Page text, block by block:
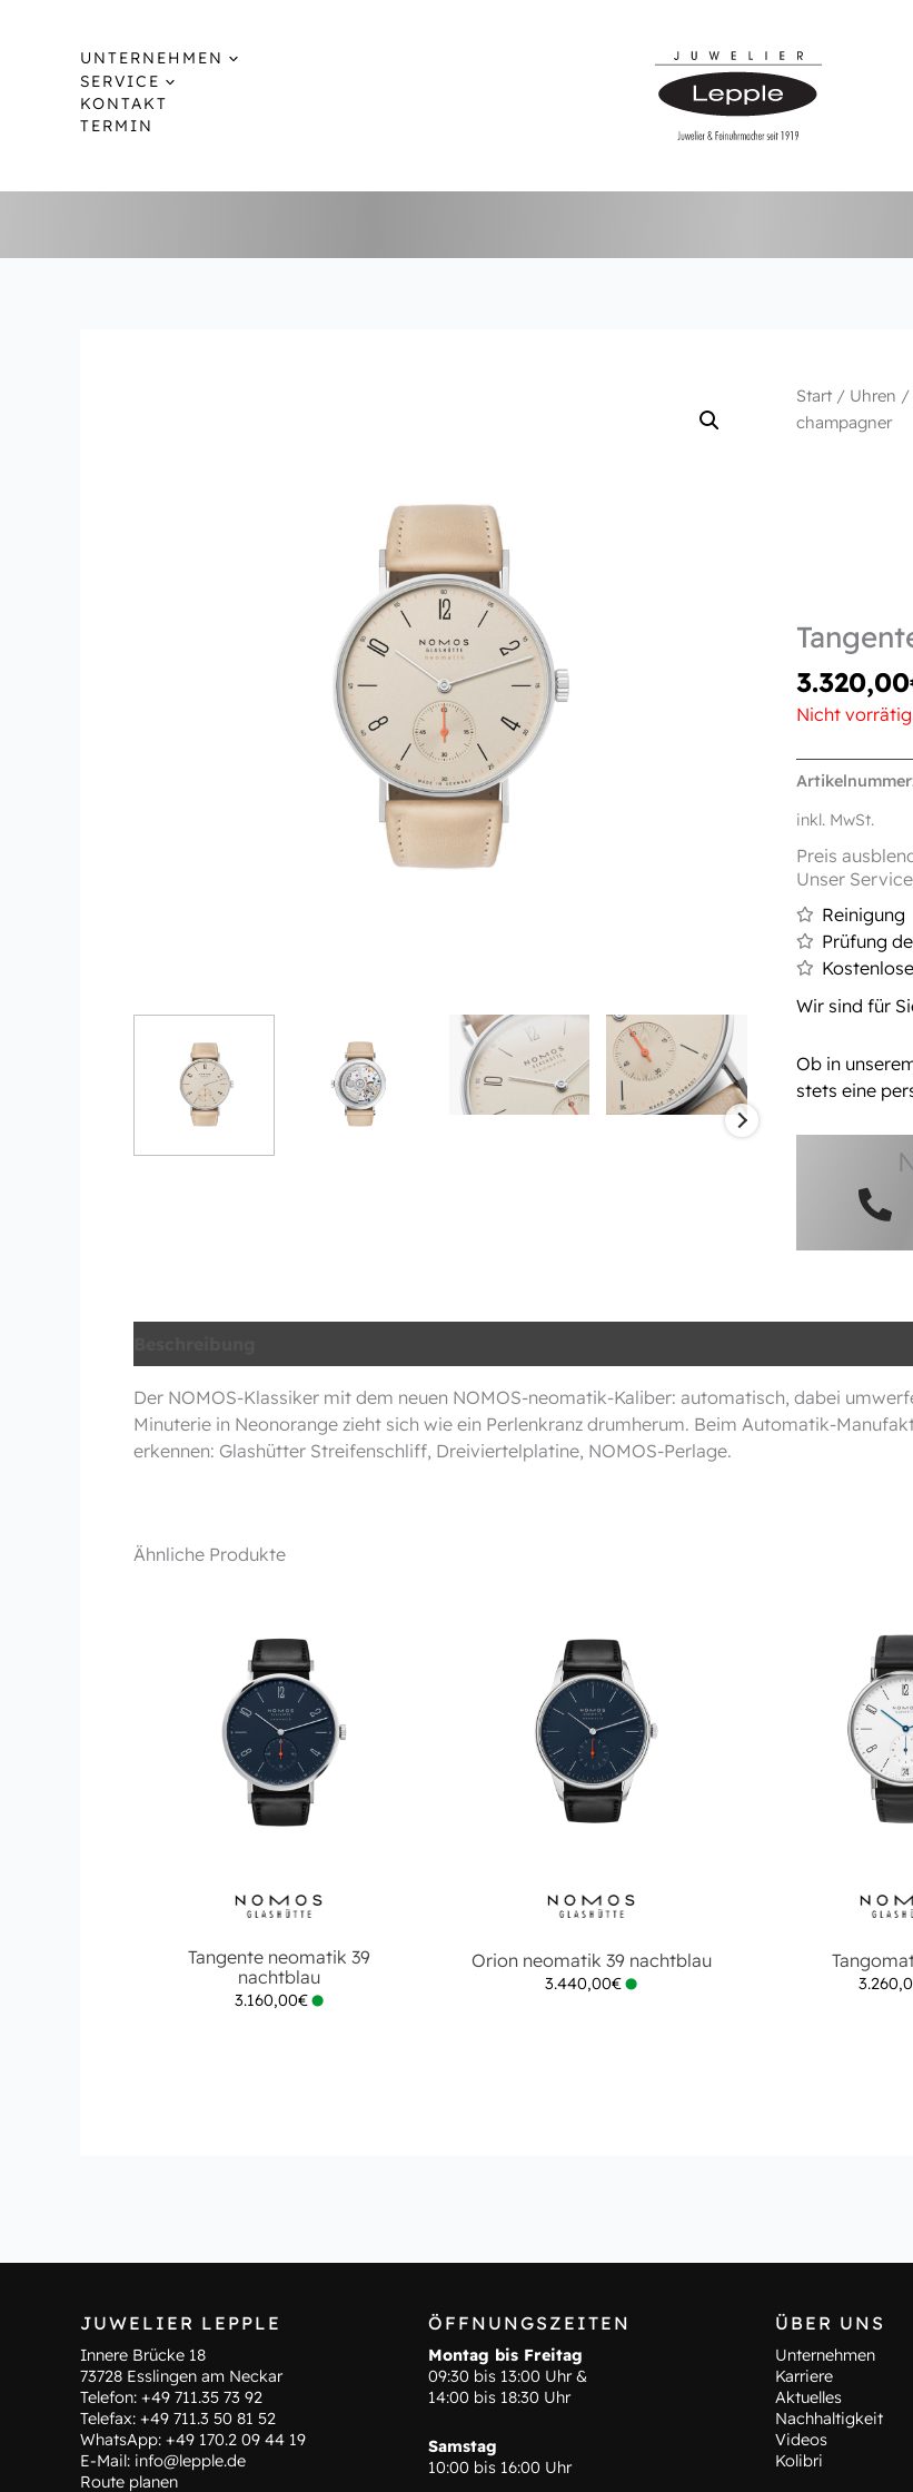
UNTERNEHMEN
SERVICE
KONTAKT
TERMIN
Start / Uhren /
champagner
3.320,00
Nicht vorrätig
inkl. MwSt.
Preis
Unser
Reinigung
Prüfung
Wir sind für
Ob in
stets eine
Der NOMOS-Klassiker mit dem neuen NOMOS-neomatik-Kaliber: automatisch, dabei
Minuterie in Neonorange zieht sich wie ein Perlenkranz drumherum. Beim Automatik-
erkennen: Glashütter Streifenschliff, Dreiviertelplatine, NOMOS-Perlage.
Ähnliche Produkte
Tangente neomatik 39
nachtblau
3.160,00€
Orion neomatik 39 nachtblau
3.440,00€
JUWELIER LEPPLE
Innere Brücke 18
73728 Esslingen am Neckar
Telefon: +49 711.35 73 92
Telefax: +49 711.3 50 81 52
WhatsApp: +49 170.2 09 44 19
E-Mail: info@lepple.de
Route planen
ÖFFNUNGSZEITEN
Montag bis Freitag
09:30 bis 13:00 Uhr &
14:00 bis 18:30 Uhr
Samstag
10:00 bis 16:00 Uhr
ÜBER UNS
Unternehmen
Karriere
Aktuelles
Nachhaltigkeit
Videos
Kolibri